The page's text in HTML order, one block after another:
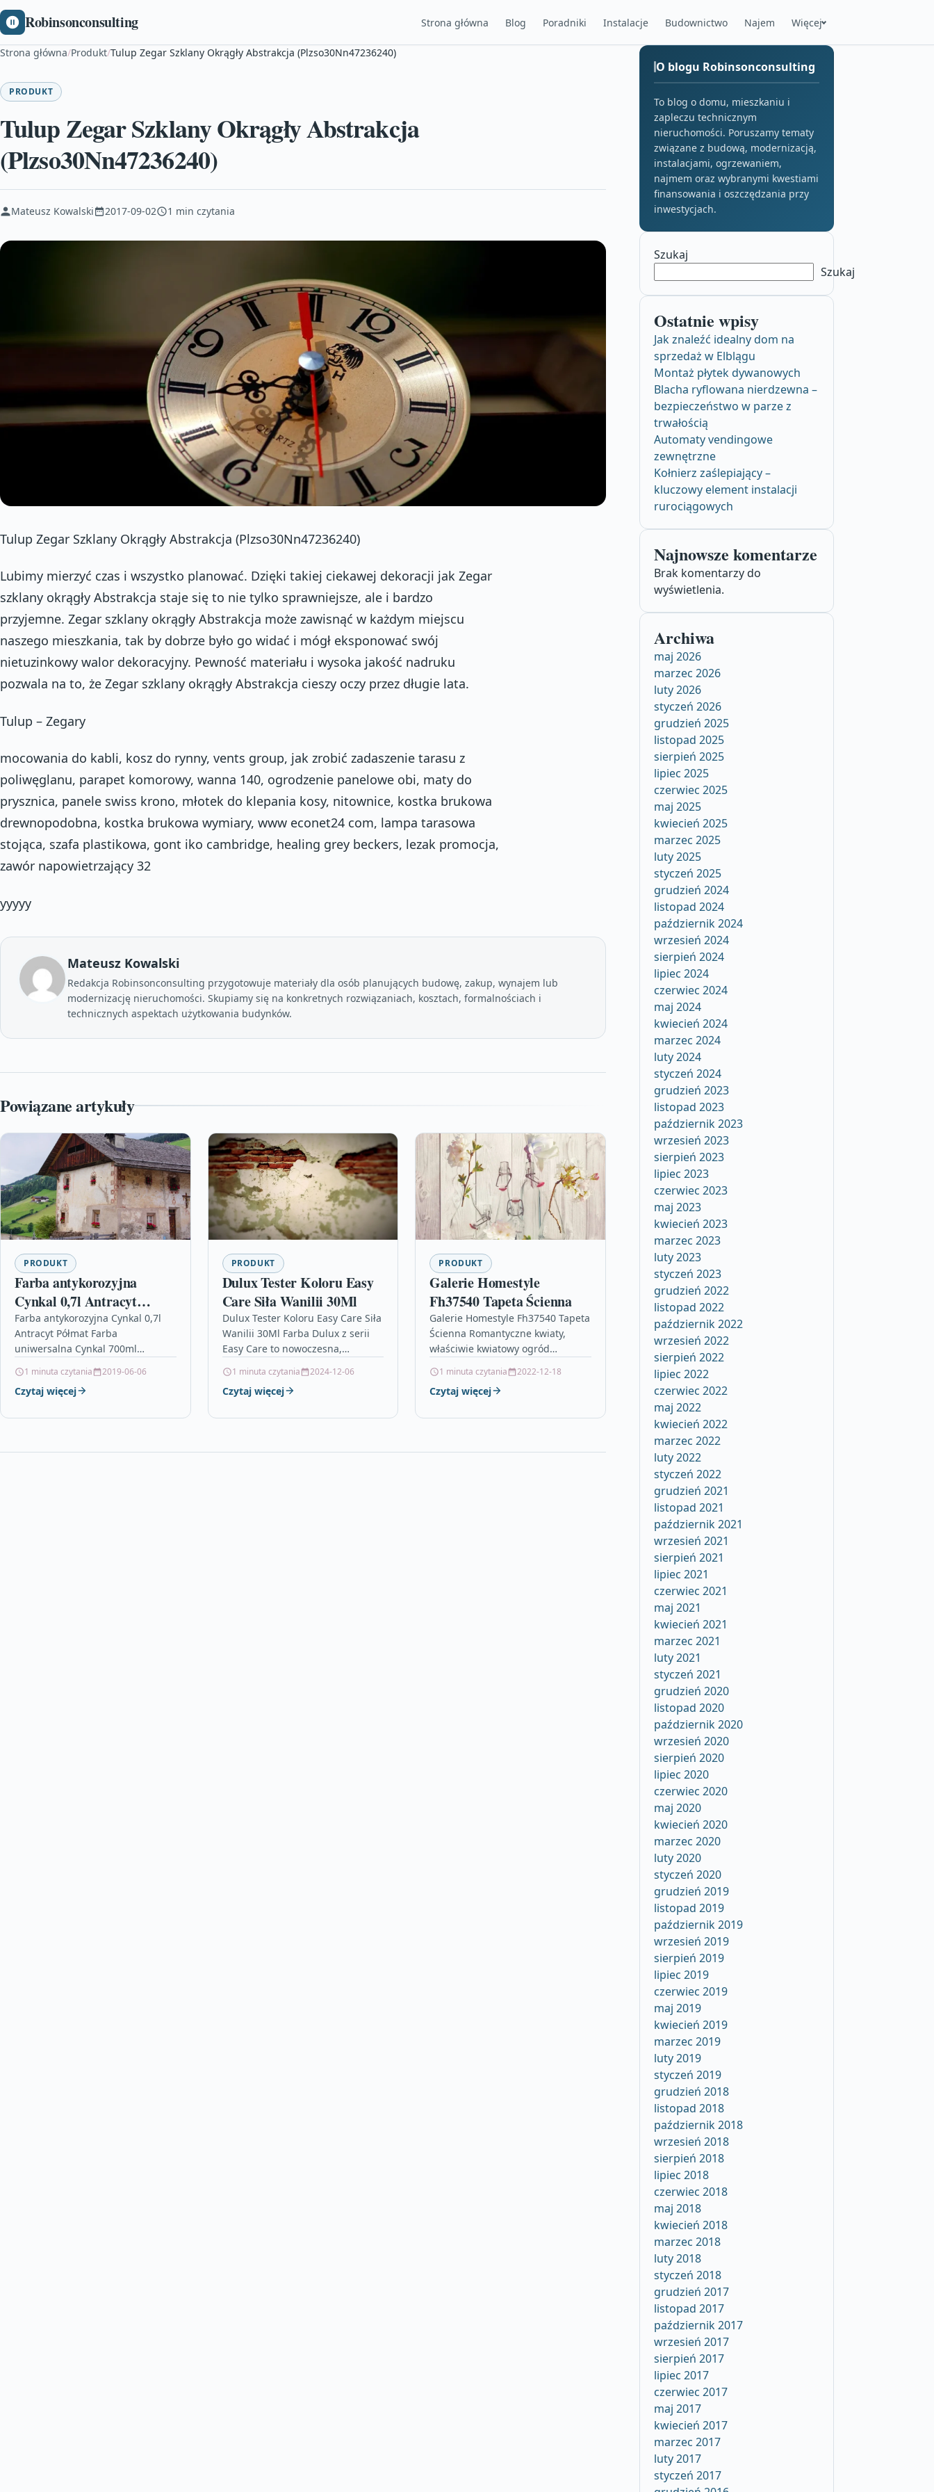
Robinsonconsulting Strona główna Blog Poradniki Instalacje Budownictwo Najem Więcej
Strona główna/Produkt/Tulup Zegar Szklany Okrągły Abstrakcja (Plzso30Nn47236240)
PRODUKT
Tulup Zegar Szklany Okrągły Abstrakcja
(Plzso30Nn47236240)
Mateusz Kowalski 2017-09-02 1 min czytania
Tulup Zegar Szklany Okrągły Abstrakcja (Plzso30Nn47236240)
Lubimy mierzyć czas i wszystko planować. Dzięki takiej ciekawej dekoracji jak Zegar
szklany okrągły Abstrakcja staje się to nie tylko sprawniejsze, ale i bardzo
przyjemne. Zegar szklany okrągły Abstrakcja może zawisnąć w każdym miejscu
naszego mieszkania, tak by dobrze było go widać i mógł eksponować swój
nietuzinkowy walor dekoracyjny. Pewność materiału i wysoka jakość nadruku
pozwala na to, że Zegar szklany okrągły Abstrakcja cieszy oczy przez długie lata.
Tulup – Zegary
mocowania do kabli, kosz do rynny, vents group, jak zrobić zadaszenie tarasu z
poliwęglanu, parapet komorowy, wanna 140, ogrodzenie panelowe obi, maty do
prysznica, panele swiss krono, młotek do klepania kosy, nitownice, kostka brukowa
drewnopodobna, kostka brukowa wymiary, www econet24 com, lampa tarasowa
stojąca, szafa plastikowa, gont iko cambridge, healing grey beckers, lezak promocja,
zawór napowietrzający 32
yyyyy
Mateusz Kowalski
Redakcja Robinsonconsulting przygotowuje materiały dla osób planujących budowę, zakup, wynajem lub
modernizację nieruchomości. Skupiamy się na konkretnych rozwiązaniach, kosztach, formalnościach i
technicznych aspektach użytkowania budynków.
Powiązane artykuły
PRODUKT
Farba antykorozyjna
Cynkal 0,7l Antracyt
Półmat
Farba antykorozyjna Cynkal 0,7l
Antracyt Półmat Farba
uniwersalna Cynkal 700ml
Pokrycia dachowe oczka w
tradycyjnym hamaku, wkręty do
1 minuta czytania 2019-06-06
Czytaj więcej
PRODUKT
Dulux Tester Koloru Easy
Care Siła Wanilii 30Ml
Dulux Tester Koloru Easy Care Siła
Wanilii 30Ml Farba Dulux z serii
Easy Care to nowoczesna,
rewolucyjnych właściwościach
hydrofobowych, przeznaczona…
1 minuta czytania 2024-12-06
Czytaj więcej
PRODUKT
Galerie Homestyle
Fh37540 Tapeta Ścienna
Galerie Homestyle Fh37540 Tapeta
Ścienna Romantyczne kwiaty,
właściwie kwiatowy ogród
propozycja od angielskiej marki
Galerie z kolekcji Homestyle.
1 minuta czytania 2022-12-18
Czytaj więcej
O blogu Robinsonconsulting
To blog o domu, mieszkaniu i
zapleczu technicznym
nieruchomości. Poruszamy tematy
związane z budową, modernizacją,
instalacjami, ogrzewaniem,
najmem oraz wybranymi kwestiami
finansowania i oszczędzania przy
inwestycjach.
Szukaj
Szukaj
Ostatnie wpisy
Jak znaleźć idealny dom na
sprzedaż w Elblągu
Montaż płytek dywanowych
Blacha ryflowana nierdzewna –
bezpieczeństwo w parze z
trwałością
Automaty vendingowe
zewnętrzne
Kołnierz zaślepiający –
kluczowy element instalacji
rurociągowych
Najnowsze komentarze
Brak komentarzy do
wyświetlenia.
Archiwa
maj 2026
marzec 2026
luty 2026
styczeń 2026
grudzień 2025
listopad 2025
sierpień 2025
lipiec 2025
czerwiec 2025
maj 2025
kwiecień 2025
marzec 2025
luty 2025
styczeń 2025
grudzień 2024
listopad 2024
październik 2024
wrzesień 2024
sierpień 2024
lipiec 2024
czerwiec 2024
maj 2024
kwiecień 2024
marzec 2024
luty 2024
styczeń 2024
grudzień 2023
listopad 2023
październik 2023
wrzesień 2023
sierpień 2023
lipiec 2023
czerwiec 2023
maj 2023
kwiecień 2023
marzec 2023
luty 2023
styczeń 2023
grudzień 2022
listopad 2022
październik 2022
wrzesień 2022
sierpień 2022
lipiec 2022
czerwiec 2022
maj 2022
kwiecień 2022
marzec 2022
luty 2022
styczeń 2022
grudzień 2021
listopad 2021
październik 2021
wrzesień 2021
sierpień 2021
lipiec 2021
czerwiec 2021
maj 2021
kwiecień 2021
marzec 2021
luty 2021
styczeń 2021
grudzień 2020
listopad 2020
październik 2020
wrzesień 2020
sierpień 2020
lipiec 2020
czerwiec 2020
maj 2020
kwiecień 2020
marzec 2020
luty 2020
styczeń 2020
grudzień 2019
listopad 2019
październik 2019
wrzesień 2019
sierpień 2019
lipiec 2019
czerwiec 2019
maj 2019
kwiecień 2019
marzec 2019
luty 2019
styczeń 2019
grudzień 2018
listopad 2018
październik 2018
wrzesień 2018
sierpień 2018
lipiec 2018
czerwiec 2018
maj 2018
kwiecień 2018
marzec 2018
luty 2018
styczeń 2018
grudzień 2017
listopad 2017
październik 2017
wrzesień 2017
sierpień 2017
lipiec 2017
czerwiec 2017
maj 2017
kwiecień 2017
marzec 2017
luty 2017
styczeń 2017